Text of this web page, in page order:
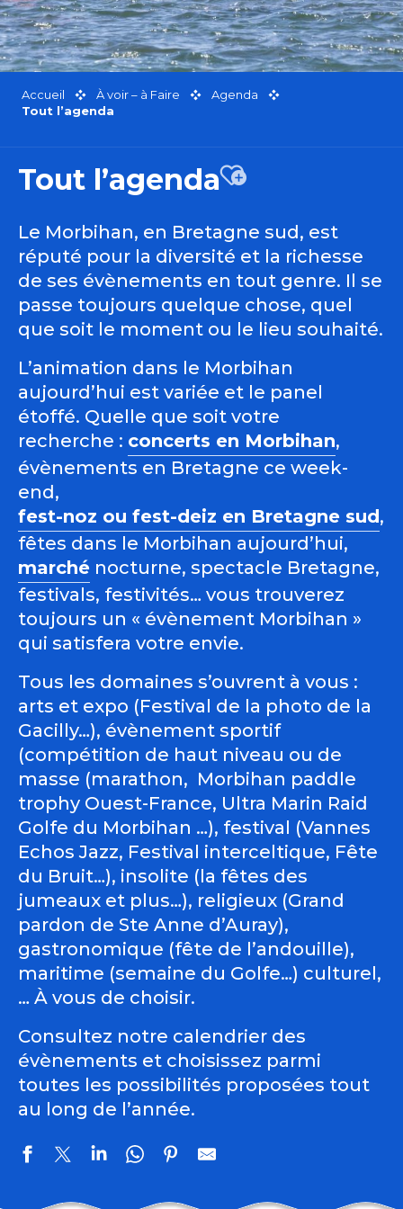
Accueil À voir – à Faire
Agenda
Tout l’agenda
Tout l’agendaAjouter aux
Le Morbihan, en Bretagne sud, est
réputé pour la diversité et la richesse
de ses évènements en tout genre. Il se
passe toujours quelque chose, quel
que soit le moment ou le lieu souhaité.
L’animation dans le Morbihan
aujourd’hui est variée et le panel
étoffé. Quelle que soit votre
recherche : concerts en Morbihan,
évènements en Bretagne ce week-
end,
fest-noz ou fest-deiz en Bretagne sud,
fêtes dans le Morbihan aujourd’hui,
marché nocturne, spectacle Bretagne,
festivals, festivités… vous trouverez
toujours un « évènement Morbihan »
qui satisfera votre envie.
Tous les domaines s’ouvrent à vous :
arts et expo (Festival de la photo de la
Gacilly…), évènement sportif
(compétition de haut niveau ou de
masse (marathon, Morbihan paddle
trophy Ouest-France, Ultra Marin Raid
Golfe du Morbihan …), festival (Vannes
Echos Jazz, Festival interceltique, Fête
du Bruit…), insolite (la fêtes des
jumeaux et plus…), religieux (Grand
pardon de Ste Anne d’Auray),
gastronomique (fête de l’andouille),
maritime (semaine du Golfe…) culturel,
… À vous de choisir.
Consultez notre calendrier des
évènements et choisissez parmi
toutes les possibilités proposées tout
au long de l’année.